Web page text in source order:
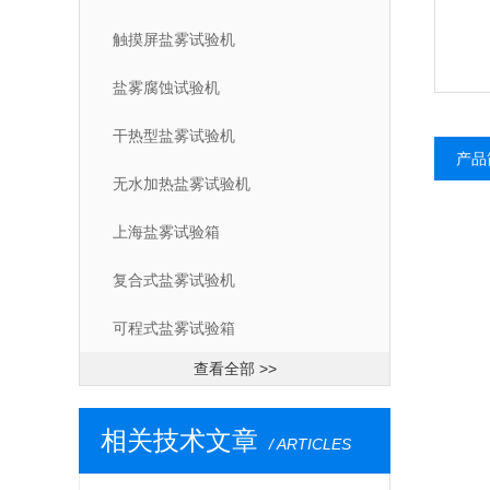
触摸屏盐雾试验机
盐雾腐蚀试验机
干热型盐雾试验机
无水加热盐雾试验机
上海盐雾试验箱
复合式盐雾试验机
可程式盐雾试验箱
查看全部 >>
相关技术文章 / ARTICLES
产